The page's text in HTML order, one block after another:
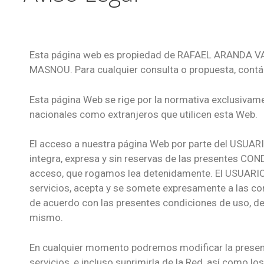
Esta página web es propiedad de RAFAEL ARANDA
MASNOU. Para cualquier consulta o propuesta,
Esta página Web se rige por la normativa
nacionales como extranjeros que utilicen esta Web.
El acceso a nuestra página Web por parte del
integra, expresa y sin reservas de las presentes
acceso, que rogamos lea detenidamente. El
servicios, acepta y se somete expresamente a las
de acuerdo con las presentes condiciones de uso,
mismo.
En cualquier momento podremos modificar la